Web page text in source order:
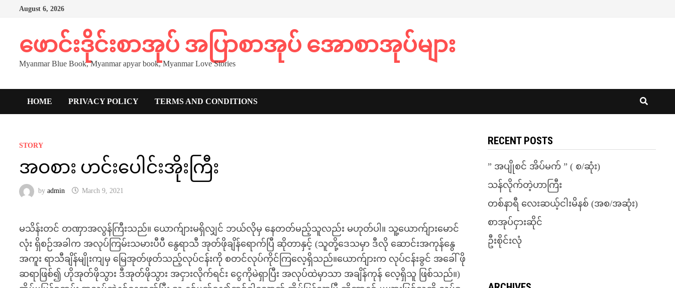
August 6, 2026
ဖောင်းဒိုင်းစာအုပ် အပြာစာအုပ် အောစာအုပ်များ
Myanmar Blue Book, Myanmar apyar book, Myanmar Love Stories
HOME PRIVACY POLICY TERMS AND CONDITIONS
STORY
အဝစား ဟင်းပေါင်းအိုးကြီး
byadmin March 9, 2021
မသိန်းတင် တဏှာအလွန်ကြီးသည်။ ယောက်ျားမရှိလျှင် ဘယ်လိုမှ နေတတ်မည့်သူလည်း မဟုတ်ပါ။ သူ့ယောက်ျားမောင်
လုံး ရှိစဉ်အခါက အလုပ်ကြမ်းသမားပီပီ နွေရာသီ အုတ်ဖိုချိန်ရောက်ပြီ ဆိုတာနှင့် (သူတို့ဒေသမှာ ဒီလို ဆောင်းအကုန်နွေ
အကူး ရာသီချိန်မျိုးကျမှ မြေအုတ်ဖုတ်သည့်လုပ်ငန်းကို စတင်လုပ်ကိုင်ကြလေ့ရှိသည်။ယောက်ျားက လုပ်ငန်းခွင် အခေါ် ဖို
ဆရာဖြစ်၍ ဟိုအုတ်ဖိုသွား ဒီအုတ်ဖိုသွား အငှားလိုက်ရင်း ငွေကိုမဲရှာပြီး အလုပ်ထဲမှာသာ အချိန်ကုန် လေ့ရှိသူ ဖြစ်သည်။)
RECENT POSTS
” အပျိုစင် အိပ်မက် ” ( စ/ဆုံး)
သန်လိုက်တဲ့ဟာကြီး
တစ်နာရီ လေးဆယ့်ငါးမိနစ် (အစ/အဆုံး)
စာအုပ်ငှားဆိုင်
ဦးစိုင်းလုံ